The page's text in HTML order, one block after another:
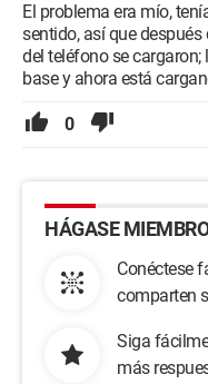
El problema era mío,
sentido, así que
del teléfono se
base y ahora está
0
HÁGASE
Conéctese
comparten
Siga
más